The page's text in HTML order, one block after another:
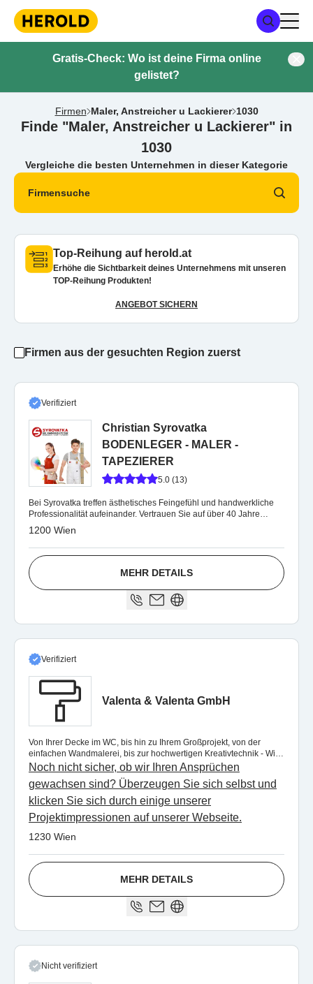
Gratis-Check: Wo ist deine Firma online
gelistet?
Firmen Maler, Anstreicher u Lackierer 1030
Finde "Maler, Anstreicher u Lackierer" in
1030
Vergleiche die besten Unternehmen in dieser Kategorie
Firmensuche
Top-Reihung auf herold.at
Erhöhe die Sichtbarkeit deines Unternehmens mit unseren
TOP-Reihung Produkten!
ANGEBOT SICHERN
Firmen aus der gesuchten Region zuerst
Verifiziert
Christian Syrovatka
BODENLEGER - MALER -
TAPEZIERER
5.0 (13)
Bei Syrovatka treffen ästhetisches Feingefühl und handwerkliche
Professionalität aufeinander. Vertrauen Sie auf über 40 Jahre
Erfahrung.
1200 Wien
MEHR DETAILS
Verifiziert
Valenta & Valenta GmbH
Von Ihrer Decke im WC, bis hin zu Ihrem Großprojekt, von der
einfachen Wandmalerei, bis zur hochwertigen Kreativtechnik - Wir
machen es möglich.
Noch nicht sicher, ob wir Ihren Ansprüchen
gewachsen sind? Überzeugen Sie sich selbst und
klicken Sie sich durch einige unserer
Projektimpressionen auf unserer Webseite.
1230 Wien
MEHR DETAILS
Nicht verifiziert